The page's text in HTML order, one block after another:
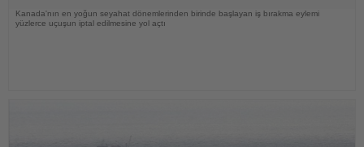
Kanada'nın en yoğun seyahat dönemlerinden birinde başlayan iş bırakma eylemi
yüzlerce uçuşun iptal edilmesine yol açtı